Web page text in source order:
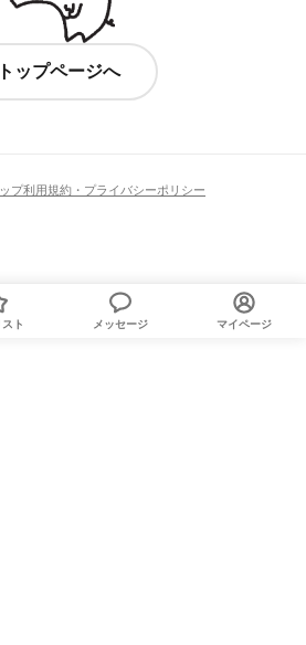
トップページへ
プ利用規約・プライバシーポリシー
ト メッセージ マイページ